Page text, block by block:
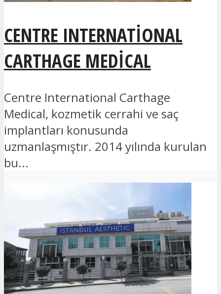
CENTRE INTERNATIONAL
CARTHAGE MEDICAL
Centre International Carthage
Medical, kozmetik cerrahi ve saç
implantları konusunda
uzmanlaşmıştır. 2014 yılında kurulan
bu...